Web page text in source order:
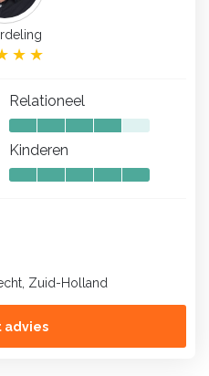
Relationeel
Kinderen
Zuid-Holland
advies